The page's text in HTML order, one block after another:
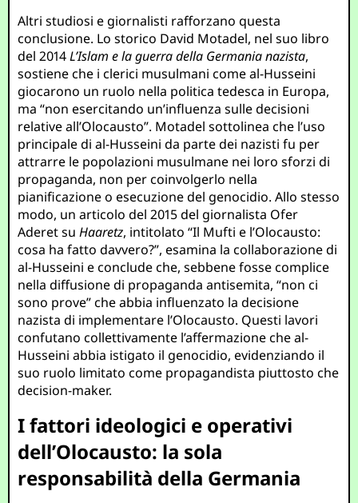
Altri studiosi e giornalisti rafforzano questa
conclusione. Lo storico David Motadel, nel suo libro
del 2014L’Islam e la guerra della Germania nazista,
sostiene che i clerici musulmani come al-Husseini
giocarono un ruolo nella politica tedesca in Europa,
ma “non esercitando un’influenza sulle decisioni
relative all’Olocausto”. Motadel sottolinea che l’uso
principale di al-Husseini da parte dei nazisti fu per
attrarre le popolazioni musulmane nei loro sforzi di
propaganda, non per coinvolgerlo nella
pianificazione o esecuzione del genocidio. Allo stesso
modo, un articolo del 2015 del giornalista Ofer
Aderet suHaaretz, intitolato “Il Mufti e l’Olocausto:
cosa ha fatto davvero?”, esamina la collaborazione di
al-Husseini e conclude che, sebbene fosse complice
nella diffusione di propaganda antisemita, “non ci
sono prove” che abbia influenzato la decisione
nazista di implementare l’Olocausto. Questi lavori
confutano collettivamente l’affermazione che al-
Husseini abbia istigato il genocidio, evidenziando il
suo ruolo limitato come propagandista piuttosto che
decision-maker.
I fattori ideologici e operativi
dell’Olocausto: la sola
responsabilità della Germania